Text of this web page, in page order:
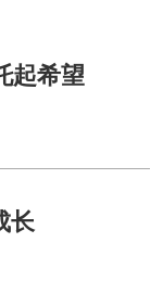
起希望
长